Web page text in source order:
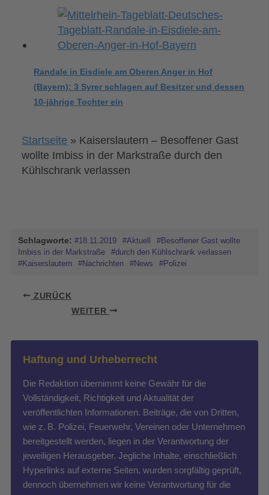
Randale in Eisdiele am Oberen Anger in Hof
(Bayern): 3 Syrer schlagen auf Besitzer und dessen
10-jährige Tochter ein
Startseite » Kaiserslautern – Besoffener Gast
wollte Imbiss in der Markstraße durch den
Kühlschrank verlassen
Schlagworte: #18.11.2019 #Aktuell
#Besoffener Gast wollte
Imbiss in der Markstraße
#durch den Kühlschrank verlassen
#Kaiserslautern
#Nachrichten #News #Polizei
ZURÜCK
WEITER
Haftung und Urheberrecht
Die Redaktion übernimmt keine Gewähr für die
Vollständigkeit, Richtigkeit und Aktualität der
veröffentlichten Informationen. Beiträge, die von Dritten,
wie z. B. Polizei, Feuerwehr, Vereinen oder Unternehmen
bereitgestellt werden, liegen in der Verantwortung der
jeweiligen Herausgeber. Jegliche Inhalte, einschließlich
Hyperlinks auf externe Seiten, wurden sorgfältig geprüft,
dennoch übernehmen wir keine Verantwortung für die